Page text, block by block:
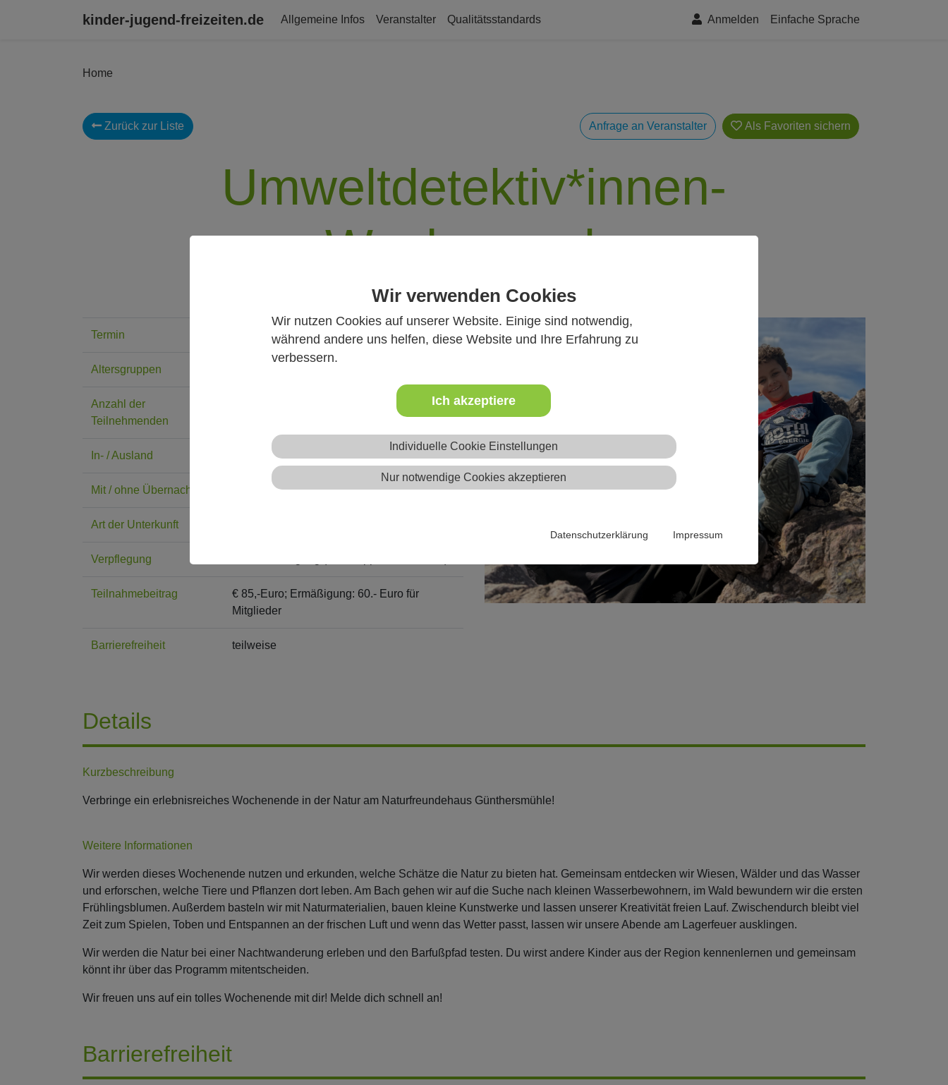
Wir verwenden Cookies
Wir nutzen Cookies auf unserer Website. Einige sind notwendig,
während andere uns helfen, diese Website und Ihre Erfahrung zu
verbessern.
Ich akzeptiere
Individuelle Cookie Einstellungen
Nur notwendige Cookies akzeptieren
Datenschutzerklärung Impressum
kinder-jugend-freizeiten.de Allgemeine Infos Veranstalter Qualitätsstandards Anmelden Einfache Sprache
Home
Zurück zur Liste Anfrage an Veranstalter Als Favoriten
Umweltdetektiv*innen-
Wochenende
Termin 24.04.2026 - 26.04.2026
Altersgruppen
Anzahl der
Teilnehmenden
In- / Ausland
Mit / ohne Übernachtung mit Übernachtung
Art der Unterkunft
Verpflegung
Teilnahmebeitrag
€ 85,-Euro; Ermäßigung: 60.- Euro für
Mitglieder
Barrierefreiheit teilweise
Details
Kurzbeschreibung
Verbringe ein erlebnisreiches Wochenende in der Natur am Naturfreundehaus Günthersmühle!
Weitere Informationen
Wir werden dieses Wochenende nutzen und erkunden, welche Schätze die Natur zu bieten hat. Gemeinsam entdecken wir Wiesen, Wälder und das Wasser
und erforschen, welche Tiere und Pflanzen dort leben. Am Bach gehen wir auf die Suche nach kleinen Wasserbewohnern, im Wald bewundern wir die ersten
Frühlingsblumen. Außerdem basteln wir mit Naturmaterialien, bauen kleine Kunstwerke und lassen unserer Kreativität freien Lauf. Zwischendurch bleibt viel
Zeit zum Spielen, Toben und Entspannen an der frischen Luft und wenn das Wetter passt, lassen wir unsere Abende am Lagerfeuer ausklingen.
Wir werden die Natur bei einer Nachtwanderung erleben und den Barfußpfad testen. Du wirst andere Kinder aus der Region kennenlernen und gemeinsam
könnt ihr über das Programm mitentscheiden.
Wir freuen uns auf ein tolles Wochenende mit dir! Melde dich schnell an!
Barrierefreiheit